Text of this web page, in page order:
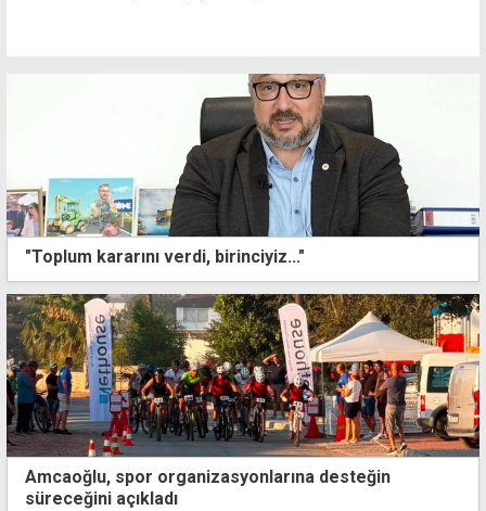
"Toplum kararını verdi, birinciyiz..."
Amcaoğlu, spor organizasyonlarına desteğin
süreceğini açıkladı